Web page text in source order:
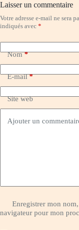
Laisser un commentaire
Votre adresse e-mail ne sera
indiqués avec *
Nom*
E-mail*
Site web
Ajouter un
Enregistrer mon
navigateur pour mon